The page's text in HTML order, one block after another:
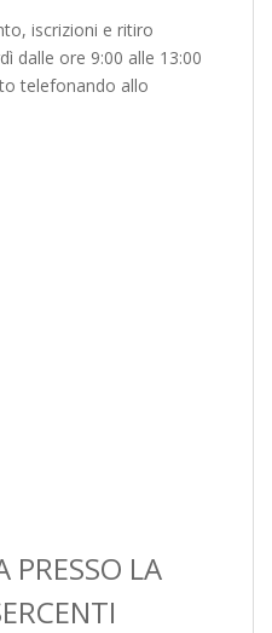
iscrizioni e ritiro
dalle ore 9:00 alle 13:00
telefonando allo
PRESSO LA